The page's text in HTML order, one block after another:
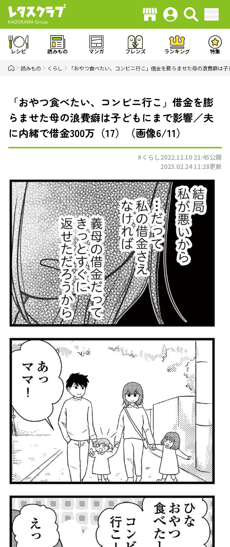
レシピ 読みもの マンガ フレンズ ランキング 特集
読みもの くらし 「おやつ食べたい、コンビニ行こ」借金を膨らませた母の浪費癖は
「おやつ食べたい、コンビニ行こ」借金を膨
らませた母の浪費癖は子どもにまで影響／夫
に内緒で借金300万（17）（画像6/11）
#くらし2022.12.10 21:45公開
2023.02.24 11:28更新